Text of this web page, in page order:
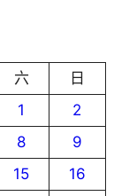
六
日
1
2
8
9
15
16